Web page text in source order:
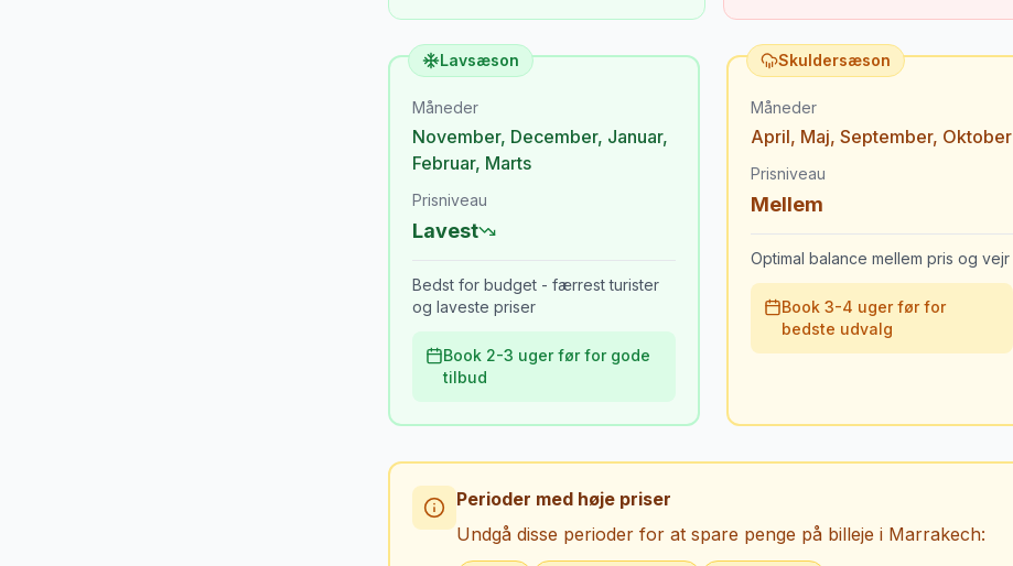
Lavsæson
Måneder
November, December, Januar,
Februar, Marts
Prisniveau
Lavest
Bedst for budget - færrest turister
og laveste priser
Book 2-3 uger før for gode
tilbud
Skuldersæson
Måneder
April, Maj, September, Oktober
Prisniveau
Mellem
Optimal balance mellem pris og vejr
Book 3-4 uger før for
bedste udvalg
Perioder med høje priser
Undgå disse perioder for at spare penge på billeje i Marrakech: